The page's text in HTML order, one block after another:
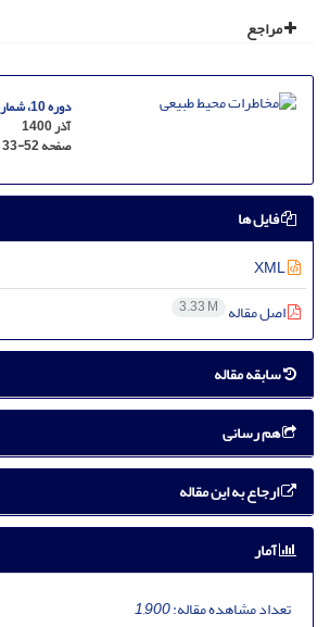
مراجع
دوره 10، شماره 29 - شماره پیاپی 3
آذر 1400
صفحه33-52
فایل ها
اصل مقاله 3.33 M
سابقه مقاله
هم رسانی
ارجاع به این مقاله
آمار
تعداد مشاهده مقاله:1,900